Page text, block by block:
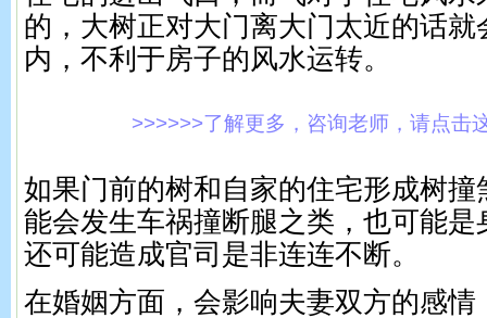
的，大树正对大门离大门太近的话就
内，不利于房子的风水运转。
>>>>>>了解更多，咨询老师，请点击
如果门前的树和自家的住宅形成树撞
能会发生车祸撞断腿之类，也可能是
还可能造成官司是非连连不断。
在婚姻方面，会影响夫妻双方的感情